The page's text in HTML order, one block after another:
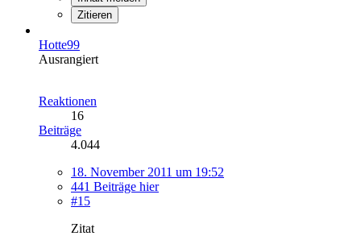
Zitieren
Hotte99
Ausrangiert
Reaktionen
16
Beiträge
4.044
18. November 2011 um 19:52
441 Beiträge hier
#15
Zitat